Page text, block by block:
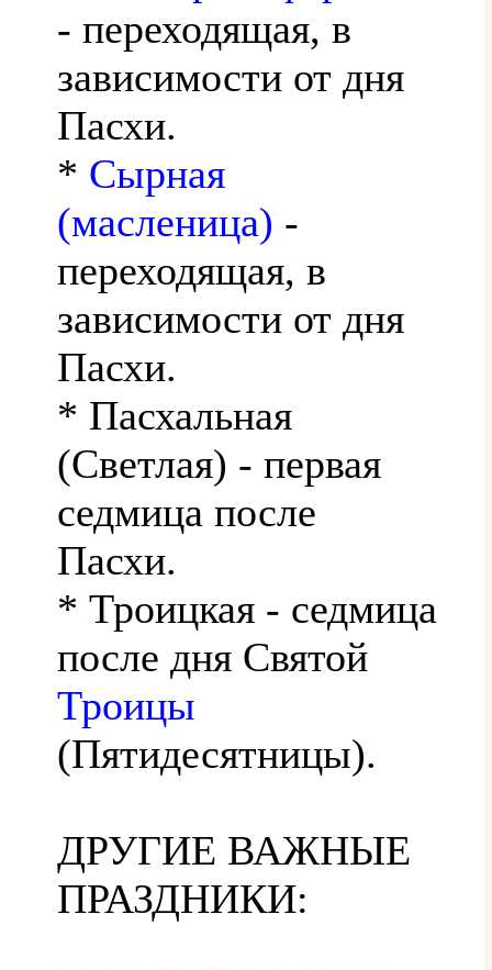
- переходящая, в
зависимости от дня
Пасхи.
* Сырная
(масленица) -
переходящая, в
зависимости от дня
Пасхи.
* Пасхальная
(Светлая) - первая
седмица после
Пасхи.
* Троицкая - седмица
после дня Святой
Троицы
(Пятидесятницы).
ДРУГИЕ ВАЖНЫЕ
ПРАЗДНИКИ: